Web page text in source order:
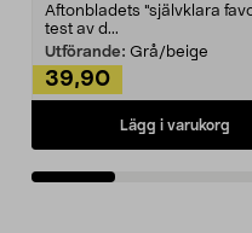
Aftonbladets "självklara
test av d...
Utförande: Grå/beige
39,90
Lägg i varukorg